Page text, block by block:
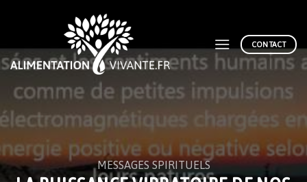
CONTACT
MESSAGES SPIRITUELS